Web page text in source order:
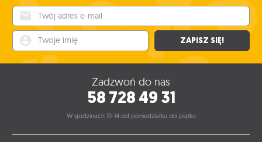
ZAPISZ SIĘ!
Zadzwoń do nas
58 728 49 31
W godzinach 10-14 od poniedziałku do piątku